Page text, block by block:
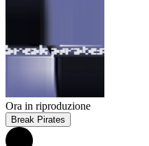
Ora in riproduzione
Break Pirates